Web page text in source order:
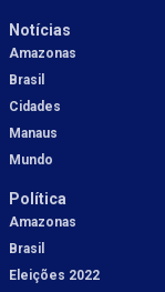
Notícias
Amazonas
Brasil
Cidades
Manaus
Mundo
Política
Amazonas
Brasil
Eleições 2022